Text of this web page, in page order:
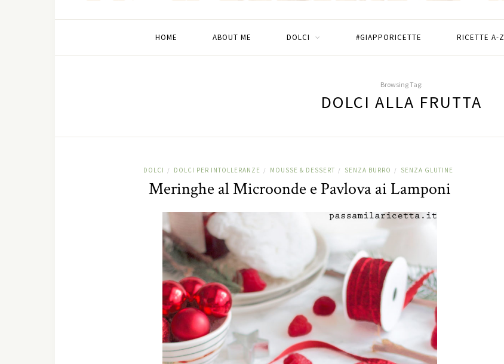
HOME ABOUT ME DOLCI #GIAPPORICETTE RICETTE A-Z
Browsing Tag:
DOLCI ALLA FRUTTA
DOLCI / DOLCI PER INTOLLERANZE / MOUSSE & DESSERT / SENZA BURRO / SENZA GLUTINE
Meringhe al Microonde e Pavlova ai Lamponi